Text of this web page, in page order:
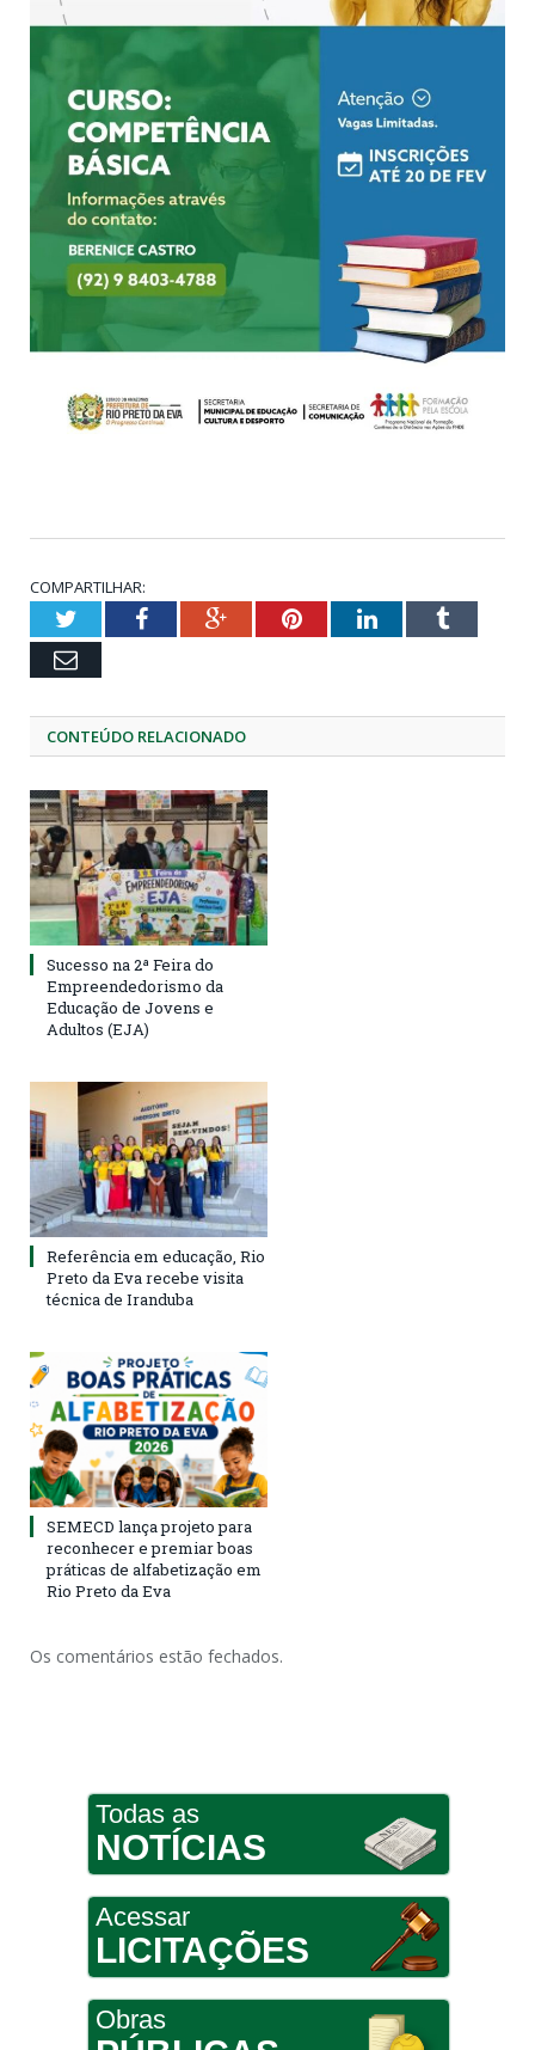
COMPARTILHAR:
TwitterFacebookGoogle+PinterestLinkedInTumblr
Email
CONTEÚDO RELACIONADO
Sucesso na 2ª Feira do
Empreendedorismo da
Educação de Jovens e
Adultos (EJA)
Referência em educação, Rio
Preto da Eva recebe visita
técnica de Iranduba
SEMECD lança projeto para
reconhecer e premiar boas
práticas de alfabetização em
Rio Preto da Eva
Os comentários estão fechados.
Todas as
NOTÍCIAS
Acessar
LICITAÇÕES
Obras